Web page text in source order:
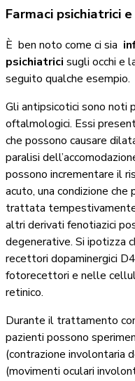
Farmaci psichiatrici
È ben noto come ci sia
psichiatrici sugli occhi e
seguito qualche esempio.
Gli antipsicotici sono
oftalmologici. Essi
che possono causare
paralisi
possono incrementare il
acuto, una condizione
trattata
altri derivati fenotiazici
degenerative. Si ipotizza
recettori dopaminergici
fotorecettori e nelle
retinico.
Durante il trattamento
pazienti possono
(contrazione involontaria
(movimenti oculari